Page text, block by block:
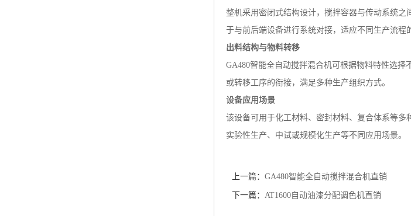
整机采用密闭式结构设计，搅拌容器与传动系统
于与前后端设备进行系统对接，适应不同生产流程
出料结构与物料转移
GA480智能全自动搅拌混合机可根据物料特性选择
或转移工序的衔接，满足多种生产组织方式。
设备应用场景
该设备可用于化工材料、密封材料、复合体系等多
实验性生产、中试或规模化生产等不同应用场景。
上一篇： GA480智能全自动搅拌混合机直销
下一篇： AT1600自动油漆分配调色机直销